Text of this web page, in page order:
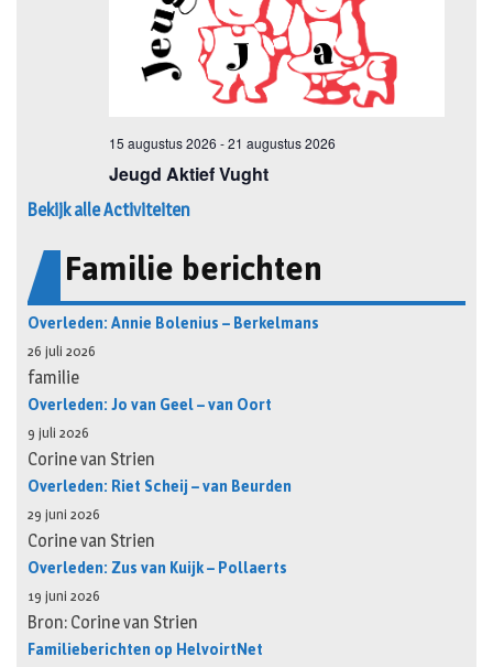
Bekijk alle Activiteiten
Familie berichten
Overleden: Annie Bolenius – Berkelmans
26 juli 2026
familie
Overleden: Jo van Geel – van Oort
9 juli 2026
Corine van Strien
Overleden: Riet Scheij – van Beurden
29 juni 2026
Corine van Strien
Overleden: Zus van Kuijk – Pollaerts
19 juni 2026
Bron: Corine van Strien
Familieberichten op HelvoirtNet